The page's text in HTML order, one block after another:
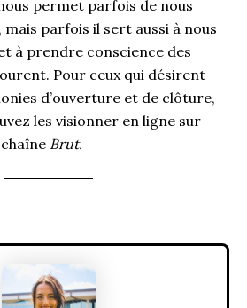
permet parfois de nous
parfois il sert aussi à nous
à prendre conscience des
Pour ceux qui désirent
d’ouverture et de clôture,
les visionner en ligne sur
Brut.